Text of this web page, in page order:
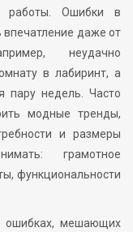
работы. Ошибки в
впечатление даже от
неудачно
в лабиринт, а
пару недель. Часто
модные тренды,
и размеры
грамотное
функциональности
ошибках, мешающих